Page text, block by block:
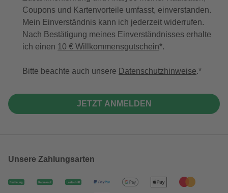
Coupons und Kartenvorteile umfasst, einverstanden.
Mein Einverständnis kann ich jederzeit widerrufen.
Nach Bestätigung meines Einverständnisses erhalte
ich einen 10 € Willkommensgutschein*.
Bitte beachte auch unsere Datenschutzhinweise.
JETZT ANMELDEN
Unsere Zahlungsarten